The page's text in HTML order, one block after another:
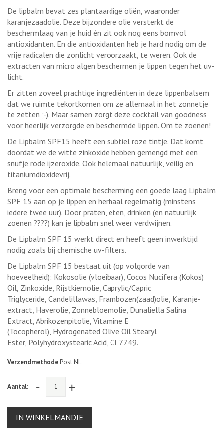
De lipbalm bevat zes plantaardige oliën, waaronder
karanjezaadolie. Deze bijzondere olie versterkt de
beschermlaag van je huid én zit ook nog eens bomvol
antioxidanten. En die antioxidanten heb je hard nodig om de
vrije radicalen die zonlicht veroorzaakt, te weren. Ook de
extracten van micro algen beschermen je lippen tegen het uv-
licht.
Er zitten zoveel prachtige ingrediënten in deze lippenbalsem
dat we ruimte tekortkomen om ze allemaal in het zonnetje
te zetten ;-). Maar samen zorgt deze cocktail van goodness
voor heerlijk verzorgde en beschermde lippen. Om te zoenen!
De Lipbalm SPF15 heeft een subtiel roze tintje. Dat komt
doordat we de witte zinkoxide hebben gemengd met een
snufje rode ijzeroxide. Ook helemaal natuurlijk, veilig en
titaniumdioxidevrij.
Breng voor een optimale bescherming een goede laag Lipbalm
SPF 15 aan op je lippen en herhaal regelmatig (minstens
iedere twee uur). Door praten, eten, drinken (en natuurlijk
zoenen ????) kan je lipbalm snel weer verdwijnen.
De Lipbalm SPF 15 werkt direct en heeft geen inwerktijd
nodig zoals bij chemische uv-filters.
De Lipbalm SPF 15 bestaat uit (op volgorde van
hoeveelheid): Kokosolie (vloeibaar), Cocos Nucifera (Kokos)
Oil, Zinkoxide, Rijstkiemolie, Caprylic/Capric
Triglyceride, Candelillawas, Frambozen(zaad)olie, Karanje-
extract, Haverolie, Zonnebloemolie, Dunaliella Salina
Extract, Abrikozenpitolie, Vitamine E
(Tocopherol), Hydrogenated Olive Oil Stearyl
Ester, Polyhydroxystearic Acid, CI 7749.
VerzendmethodePost NL
Aantal: - +
IN WINKELMANDJE